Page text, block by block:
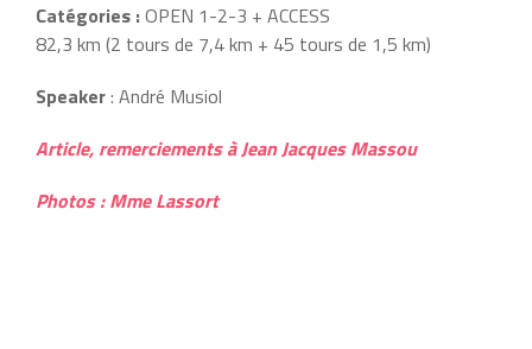
Catégories :OPEN 1-2-3 + ACCESS
82,3 km (2 tours de 7,4 km + 45 tours de 1,5 km)
Speaker: André Musiol
Article, remerciements à Jean Jacques Massou
Photos : Mme Lassort